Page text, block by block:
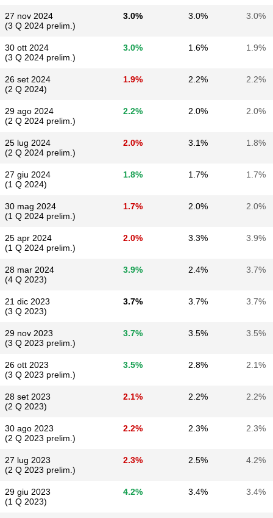
27 nov 2024
(3 Q 2024 prelim.)
3.0% 3.0% 3.0%
30 ott 2024
(3 Q 2024 prelim.)
3.0% 1.6% 1.9%
26 set 2024
(2 Q 2024)
1.9% 2.2% 2.2%
29 ago 2024
(2 Q 2024 prelim.)
2.2% 2.0% 2.0%
25 lug 2024
(2 Q 2024 prelim.)
2.0% 3.1% 1.8%
27 giu 2024
(1 Q 2024)
1.8% 1.7% 1.7%
30 mag 2024
(1 Q 2024 prelim.)
1.7% 2.0% 2.0%
25 apr 2024
(1 Q 2024 prelim.)
2.0% 3.3% 3.9%
28 mar 2024
(4 Q 2023)
3.9% 2.4% 3.7%
21 dic 2023
(3 Q 2023)
3.7% 3.7% 3.7%
29 nov 2023
(3 Q 2023 prelim.)
3.7% 3.5% 3.5%
26 ott 2023
(3 Q 2023 prelim.)
3.5% 2.8% 2.1%
28 set 2023
(2 Q 2023)
2.1% 2.2% 2.2%
30 ago 2023
(2 Q 2023 prelim.)
2.2% 2.3% 2.3%
27 lug 2023
(2 Q 2023 prelim.)
2.3% 2.5% 4.2%
29 giu 2023
(1 Q 2023)
4.2% 3.4% 3.4%